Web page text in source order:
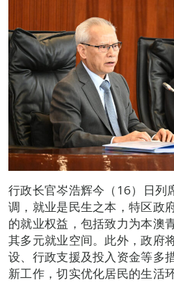
行政长官岑浩辉今（16）日列
调，就业是民生之本，特区政
的就业权益，包括致力为本澳
其多元就业空间。此外，政府
设、行政支援及投入资金等多
新工作，切实优化居民的生活环